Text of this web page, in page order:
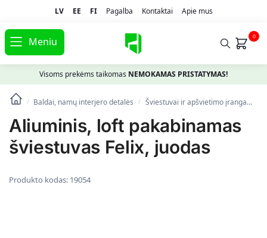
LV EE FI Pagalba Kontaktai Apie mus
Meniu 0
Visoms prekėms taikomas NEMOKAMAS PRISTATYMAS!
/ Baldai, namų interjero detalės / Šviestuvai ir apšvietimo įranga
Aliuminis, loft pakabinamas
šviestuvas Felix, juodas
Produkto kodas: 19054